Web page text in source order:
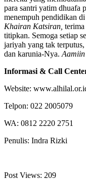
para santri yatim dhuafa
menempuh pendidikan
Khairan Katsiran,
titipkan. Semoga setiap
jariyah yang tak
dan karunia-Nya. Aamiin
Informasi & Call
Website:
Telpon: 022 2005079
WA: 0812 2220 2751
Penulis: Indra Rizki
Post Views: 209